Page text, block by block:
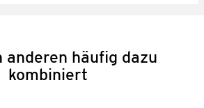
anderen häufig dazu
kombiniert